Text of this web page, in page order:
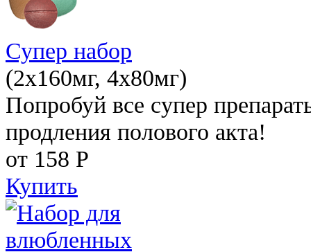
Супер набор
(2х160мг, 4х80мг)
Попробуй все супер
продления полового акта!
от 158 Р
Купить